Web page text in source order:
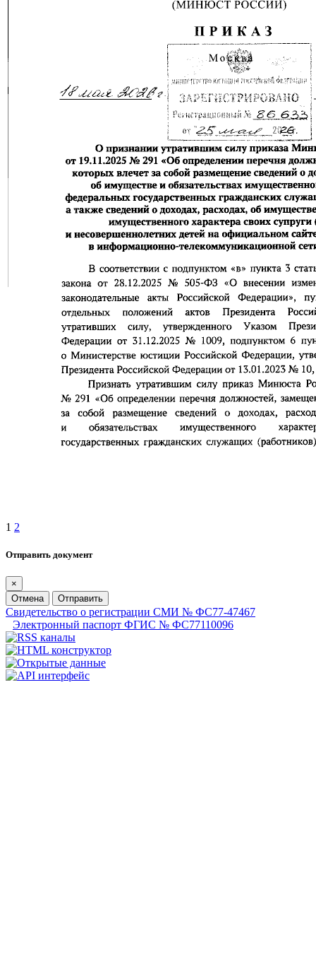
1 2
Отправить документ
×
Отмена
Отправить
Свидетельство о регистрации СМИ № ФС77-47467
Электронный паспорт ФГИС № ФС77110096